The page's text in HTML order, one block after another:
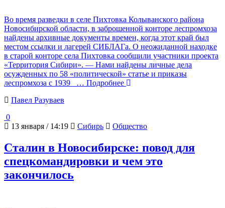
Во время разведки в селе Пихтовка Колыванского района
Новосибирской области, в заброшенной конторе леспромхоза
найдены архивные документы времен, когда этот край был
местом ссылки и лагерей СИБЛАГа. О неожиданной находке
в старой конторе села Пихтовка сообщили участники проекта
«Территория Сибири». — Нами найдены личные дела
осужденных по 58 «политической» статье и приказы
леспромхоза с 1939
… Подробнее
Павел Разуваев
0
13 января / 14:19
Сибирь Общество
Сталин в Новосибирске: повод для
спецкомандировки и чем это
закончилось